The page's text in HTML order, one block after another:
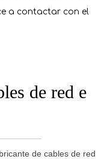
a contactar con el
de red e
de cables de red